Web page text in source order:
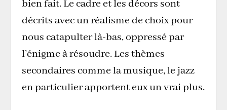
bien fait. Le cadre et les décors sont
décrits avec un réalisme de choix pour
nous catapulter là-bas, oppressé par
l’énigme à résoudre. Les thèmes
secondaires comme la musique, le jazz
en particulier apportent eux un vrai plus.